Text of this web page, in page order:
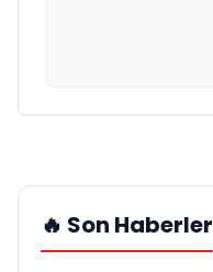
🔥 Son Haberler